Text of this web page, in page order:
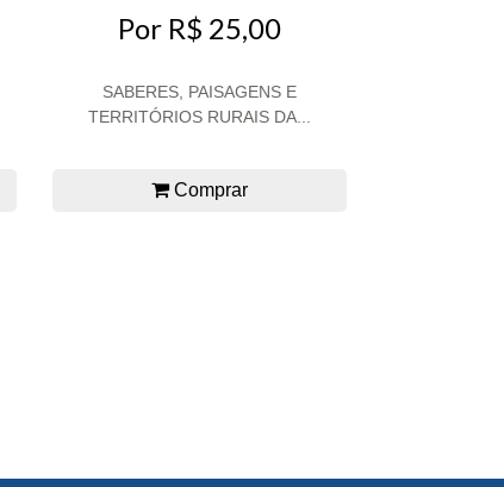
Por R$ 25,00
SABERES, PAISAGENS E
TERRITÓRIOS RURAIS DA...
Comprar